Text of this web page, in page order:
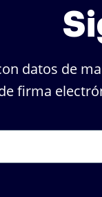
datos de
firma